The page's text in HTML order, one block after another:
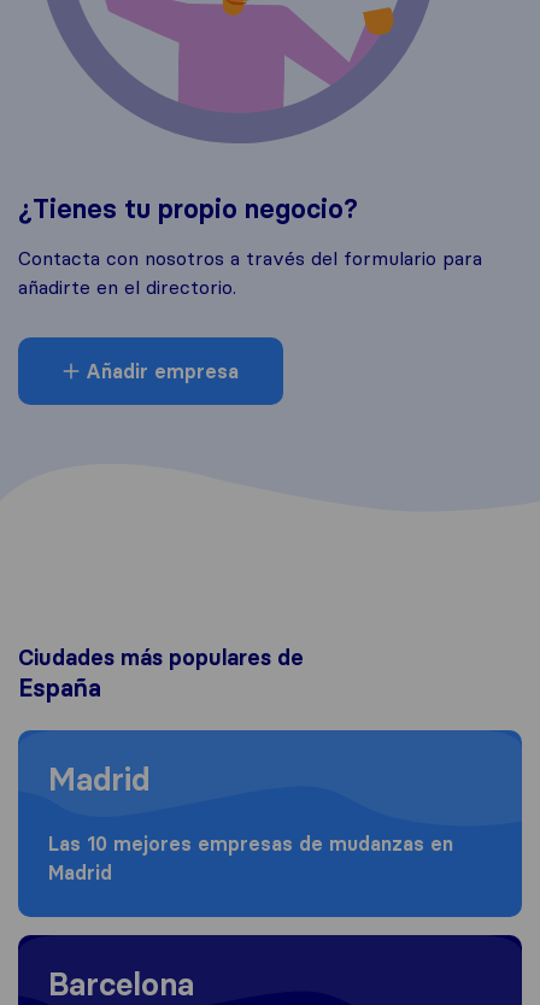
¿Tienes tu propio negocio?
Contacta con nosotros a través del formulario para
añadirte en el directorio.
Añadir empresa
Ciudades más populares de
España
Moving to Madrid
Madrid
Las 10 mejores empresas de mudanzas en
Madrid
Moving to Barcelona
Barcelona